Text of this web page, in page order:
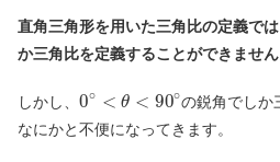
直角三角形を用いた三角比の定義では
か三角比を定義することができません
しかし、 0∘ < θ < 90∘の鋭角でしか
なにかと不便になってきます。